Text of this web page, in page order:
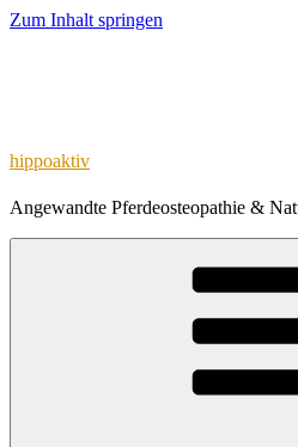
Zum Inhalt springen
hippoaktiv
Angewandte Pferdeosteopathie &